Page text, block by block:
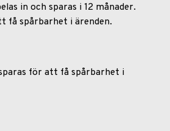
in och sparas i 12 månader.
få spårbarhet i ärenden.
för att få spårbarhet i